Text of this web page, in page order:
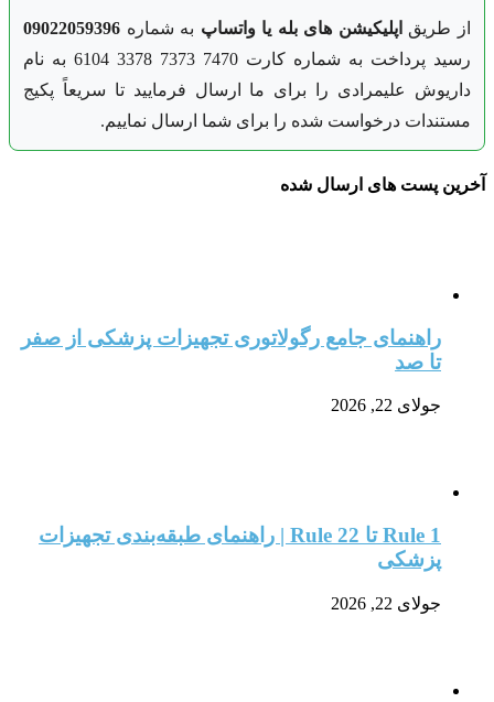
از طریق اپلیکیشن های بله یا واتساپ به شماره 09022059396
رسید پرداخت به شماره کارت 7470 7373 3378 6104 به نام
داریوش علیمرادی را برای ما ارسال فرمایید تا سریعاً پکیج
مستندات درخواست شده را برای شما ارسال نماییم.
آخرین پست های ارسال شده
راهنمای جامع رگولاتوری تجهیزات پزشکی از صفر
تا صد
جولای 22, 2026
Rule 1 تا Rule 22 | راهنمای طبقه‌بندی تجهیزات
پزشکی
جولای 22, 2026